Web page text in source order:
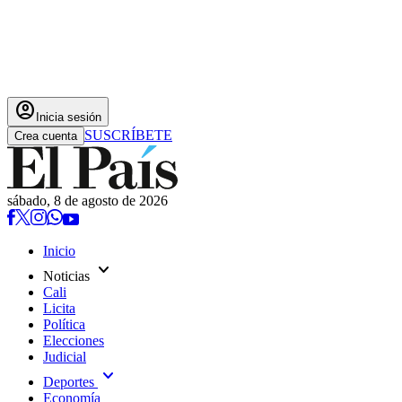
account_circle Inicia sesión
Crea cuenta SUSCRÍBETE
sábado, 8 de agosto de 2026
Inicio
Noticias expand_more
Cali
Licita
Política
Elecciones
Judicial
Deportes expand_more
Economía